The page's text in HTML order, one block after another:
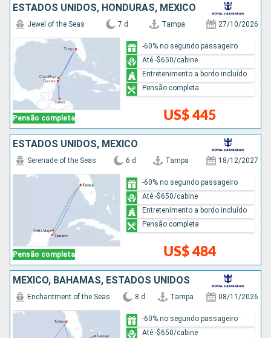
ESTADOS UNIDOS, HONDURAS, MÉXICO
Pensão completa
Jewel of the Seas 7 d Tampa 27/10/2026
US$ 445
-60% no segundo passageiro
Até -$650/cabine
Entretenimento a bordo incluído
Pensão completa
ESTADOS UNIDOS, MÉXICO
Pensão completa
Serenade of the Seas 6 d Tampa 18/12/2027
US$ 484
-60% no segundo passageiro
Até -$650/cabine
Entretenimento a bordo incluído
Pensão completa
MÉXICO, BAHAMAS, ESTADOS UNIDOS
Enchantment of the Seas 8 d Tampa 08/11/2026
-60% no segundo passageiro
Até -$650/cabine